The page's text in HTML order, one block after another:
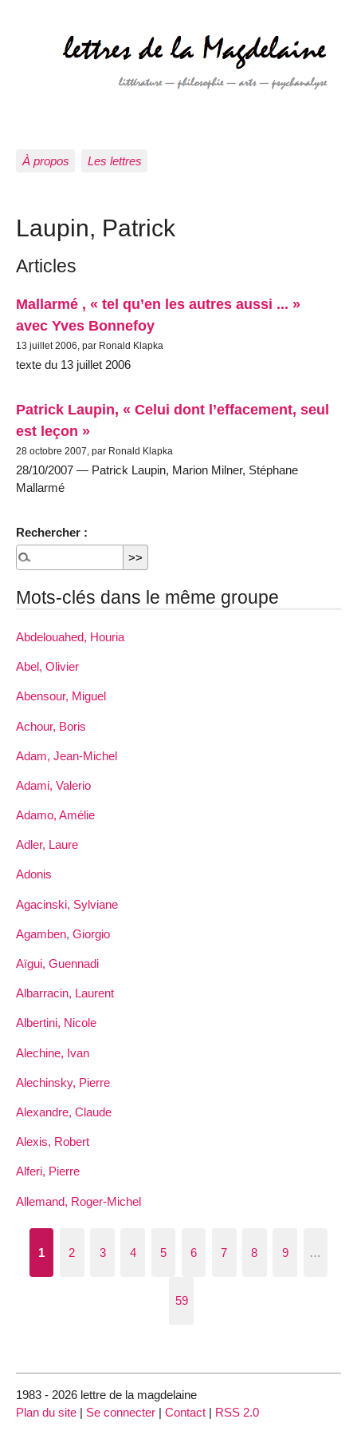
À propos Les lettres
Laupin, Patrick
Articles
Mallarmé , « tel qu’en les autres aussi ... »
avec Yves Bonnefoy
13 juillet 2006, par Ronald Klapka
texte du 13 juillet 2006
Patrick Laupin, « Celui dont l’effacement, seul
est leçon »
28 octobre 2007, par Ronald Klapka
28/10/2007 — Patrick Laupin, Marion Milner, Stéphane
Mallarmé
Rechercher :
Mots-clés dans le même groupe
Abdelouahed, Houria
Abel, Olivier
Abensour, Miguel
Achour, Boris
Adam, Jean-Michel
Adami, Valerio
Adamo, Amélie
Adler, Laure
Adonis
Agacinski, Sylviane
Agamben, Giorgio
Aïgui, Guennadi
Albarracin, Laurent
Albertini, Nicole
Alechine, Ivan
Alechinsky, Pierre
Alexandre, Claude
Alexis, Robert
Alferi, Pierre
Allemand, Roger-Michel
1 2 3 4 5 6 7 8 9 …
59
1983 - 2026 lettre de la magdelaine
Plan du site | Se connecter | Contact | RSS 2.0